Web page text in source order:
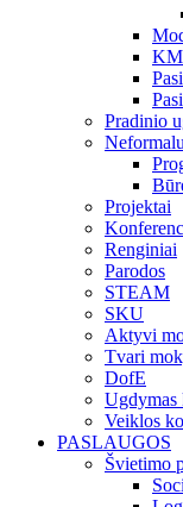
Pradinio
Projektai
Renginiai
Parodos
STEAM
SKU
Aktyvi
Tvari
DofE
Ugdymas
Veiklos
PASLAUGOS
Švietimo